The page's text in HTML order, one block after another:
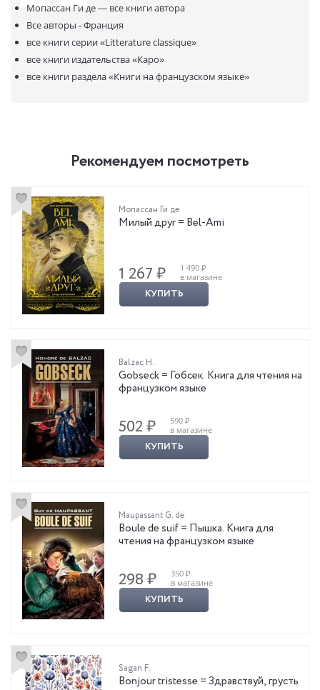
Мопассан Ги де — все книги автора
Все авторы - Франция
все книги серии«Litterature classique»
все книги издательства«Каро»
все книги раздела«Книги на французском языке»
Рекомендуем посмотреть
Мопассан Ги де
Милый друг = Bel-Ami
1 267 ₽
1 490 ₽
в магазине
КУПИТЬ
Balzac H.
Gobseck = Гобсек. Книга для чтения на
французком языке
502 ₽
590 ₽
в магазине
КУПИТЬ
Maupassant G. de
Boule de suif = Пышка. Книга для
чтения на французком языке
298 ₽
350 ₽
в магазине
КУПИТЬ
Sagan F.
Bonjour tristesse = Здравствуй, грусть